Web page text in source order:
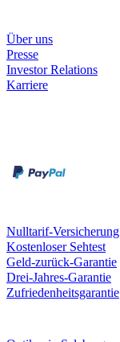
Über uns
Presse
Investor Relations
Karriere
Nulltarif-Versicherung
Kostenloser Sehtest
Geld-zurück-Garantie
Drei-Jahres-Garantie
Zufriedenheitsgarantie